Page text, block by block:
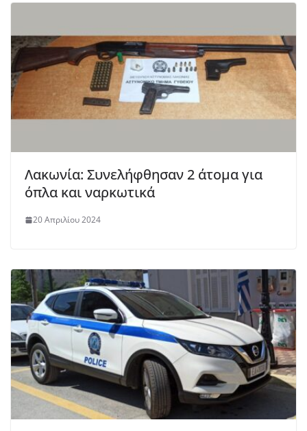
Λακωνία: Συνελήφθησαν 2 άτομα για
όπλα και ναρκωτικά
20 Απριλίου 2024